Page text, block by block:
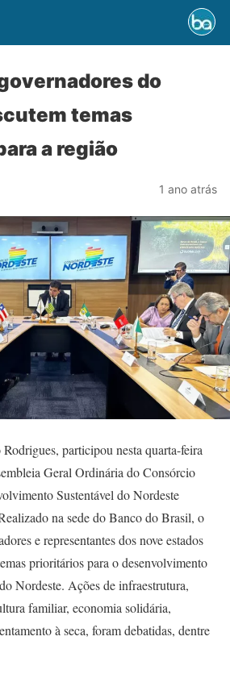
do
temas
a região
1 ano atrás
participou nesta quarta-feira
Geral Ordinária do Consórcio
Sustentável do Nordeste
na sede do Banco do Brasil, o
e representantes dos nove estados
prioritários para o desenvolvimento
Nordeste. Ações de infraestrutura,
familiar, economia solidária,
à seca, foram debatidas, dentre